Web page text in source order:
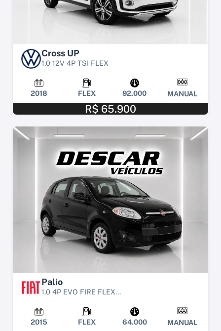
Cross UP
1.0 12V 4P TSI FLEX
2018 FLEX 92.000 MANUAL
R$ 65.900
Palio
1.0 4P EVO FIRE FLEX...
2015 FLEX 64.000 MANUAL